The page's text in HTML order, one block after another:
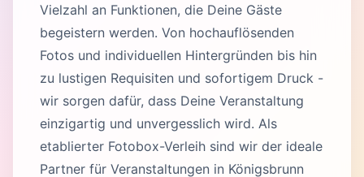
Vielzahl an Funktionen, die Deine Gäste
begeistern werden. Von hochauflösenden
Fotos und individuellen Hintergründen bis hin
zu lustigen Requisiten und sofortigem Druck -
wir sorgen dafür, dass Deine Veranstaltung
einzigartig und unvergesslich wird. Als
etablierter Fotobox-Verleih sind wir der ideale
Partner für Veranstaltungen in Königsbrunn